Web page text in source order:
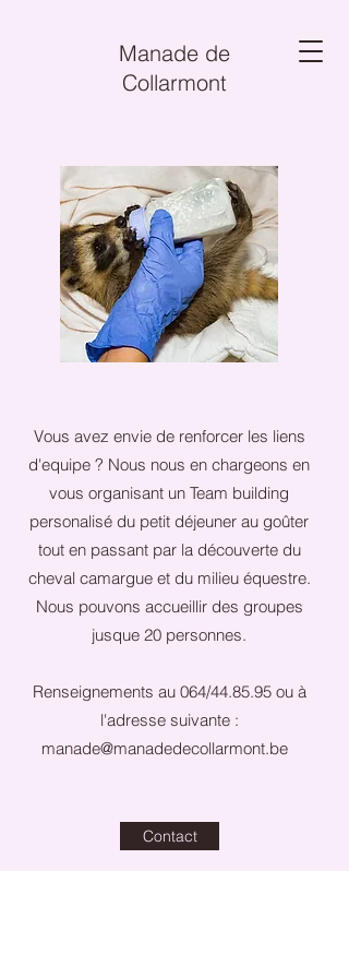
Manade de
Collarmont
Vous avez envie de renforcer les liens
d'equipe ? Nous nous en chargeons en
vous organisant un Team building
personalisé du petit déjeuner au goûter
tout en passant par la découverte du
cheval camargue et du milieu équestre.
Nous pouvons accueillir des groupes
jusque 20 personnes.
Renseignements au 064/44.85.95 ou à
l'adresse suivante :
manade@manadedecollarmont.be
Contact